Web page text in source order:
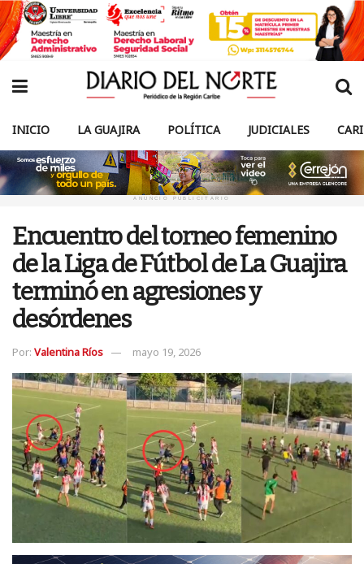
INICIO LA GUAJIRA POLÍTICA JUDICIALES
ANUNCIO PUBLICITARIO
Encuentro del torneo femenino
de la Liga de Fútbol de La Guajira
terminó en agresiones y
desórdenes
Por: Valentina Ríos mayo 19, 2026